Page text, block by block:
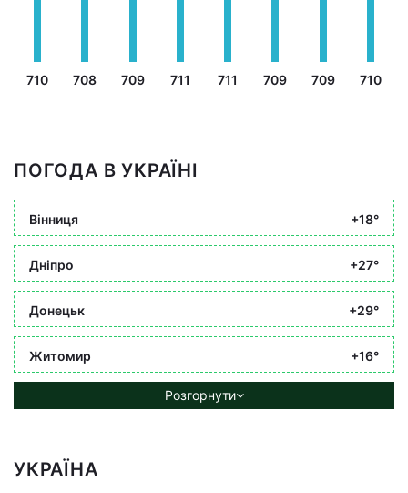
710 708 709 711 711 709 709 710
ПОГОДА В УКРАЇНІ
Вінниця +18°
Дніпро +27°
Донецьк +29°
Житомир +16°
Розгорнути
УКРАЇНА